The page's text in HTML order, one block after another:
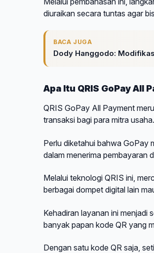
diuraikan secara tuntas agar
BACA JUGA
Dody Hanggodo:
Apa Itu QRIS GoPay All
QRIS GoPay All Payment
transaksi bagi para mitra usaha.
Perlu diketahui bahwa GoPay
dalam menerima pembayaran
Melalui teknologi QRIS ini,
berbagai dompet digital lain
Kehadiran layanan ini menjadi
banyak papan kode QR yang
Dengan satu kode QR saja,